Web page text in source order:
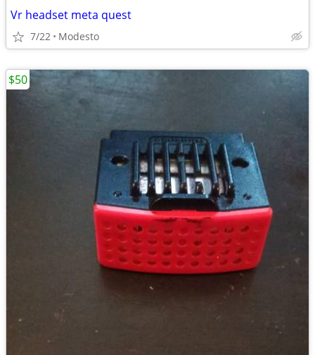
Vr headset meta quest
7/22 Modesto
$50